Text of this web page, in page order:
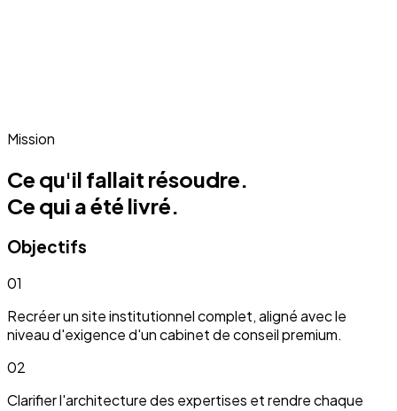
Mission
Ce qu'il fallait résoudre.
Ce qui a été livré.
Objectifs
01
Recréer un site institutionnel complet, aligné avec le
niveau d'exigence d'un cabinet de conseil premium.
02
Clarifier l'architecture des expertises et rendre chaque